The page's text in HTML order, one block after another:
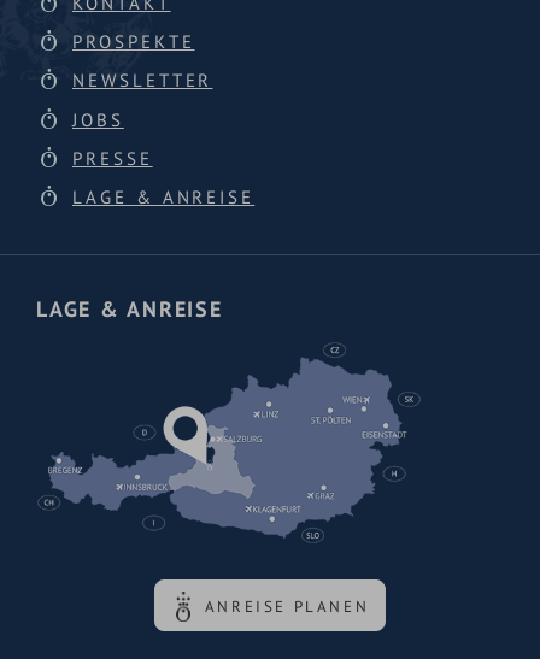
PROSPEKTE
NEWSLETTER
JOBS
PRESSE
LAGE & ANREISE
LAGE & ANREISE
ANREISE PLANEN